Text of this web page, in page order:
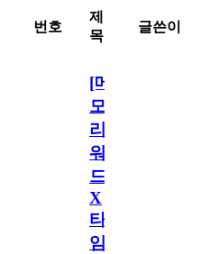
번호
제
목
글쓴이
[메
모
리
워
드
X
타
임